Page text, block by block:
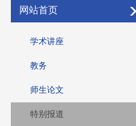
网站首页
学术讲座
教务
师生论文
特别报道